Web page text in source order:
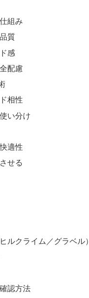
組み
質
感
配慮
相性
い分け
適性
せる
ルクライム／グラベル）
認方法